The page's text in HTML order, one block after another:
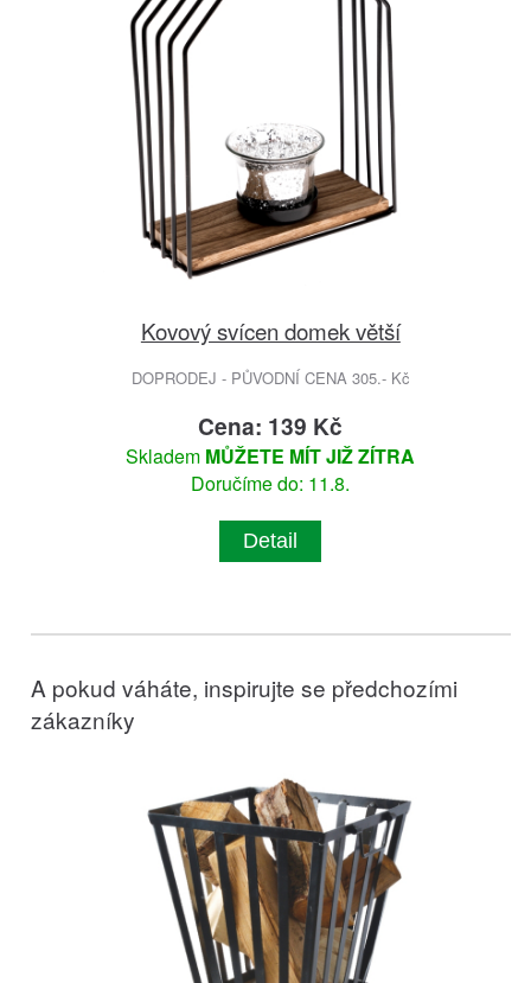
Kovový svícen domek větší
DOPRODEJ - PŮVODNÍ CENA 305.- Kč
Cena: 139 Kč
Skladem MŮŽETE MÍT JIŽ ZÍTRA
Doručíme do: 11.8.
Detail
A pokud váháte, inspirujte se předchozími
zákazníky